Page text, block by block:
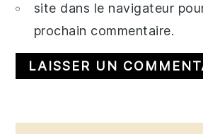
site dans le navigateur
prochain commentaire.